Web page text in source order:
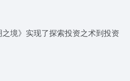
境》实现了探索投资之术到投资